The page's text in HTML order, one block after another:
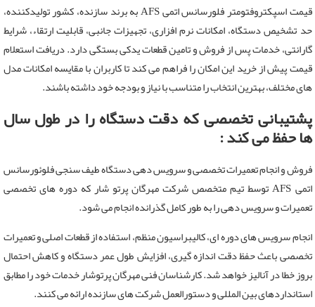
قیمت اسپکتروفتومتر فلورسانس اتمی AFS به برند سازنده، کشور تولیدکننده،
حد تشخیص دستگاه، امکانات نرم افزاری، تجهیزات جانبی، قابلیت ارتقاء، شرایط
گارانتی، خدمات پس از فروش و تامین قطعات یدکی بستگی دارد. دریافت استعلام
قیمت پیش از خرید این امکان را فراهم می کند تا کاربران با مقایسه امکانات مدل
های مختلف، بهترین انتخاب را متناسب با نیاز و بودجه خود داشته باشند.
پشتیبانی تخصصی که دقت دستگاه را در طول سال
ها حفظ می کند :
فروش و انجام تعمیرات تخصصی و سرویس دهی دستگاه طیف سنجی فلوئورسانس
اتمی AFS توسط تیم متخصص شرکت مهرگان پرتو شار که دوره های تخصصی
تعمیرات و سرویس دهی را به طور کامل گذرانده انجام می شود.
انجام سرویس های دوره ای، کالیبراسیون منظم، استفاده از قطعات اصلی و تعمیرات
تخصصی باعث حفظ دقت اندازه گیری، افزایش طول عمر دستگاه و کاهش احتمال
بروز خطا در آنالیز خواهد شد. کارشناسان فنی مهرگان پرتوشار خدمات خود را مطابق
استانداردهای بین المللی و دستورالعمل شرکت های سازنده ارائه می کنند.